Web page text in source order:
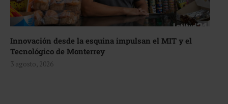
Innovación desde la esquina impulsan el MIT y el
Tecnológico de Monterrey
3 agosto, 2026